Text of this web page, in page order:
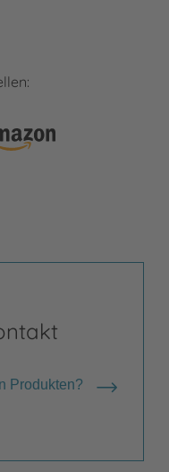
Produkten?